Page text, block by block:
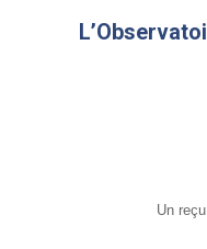
Un